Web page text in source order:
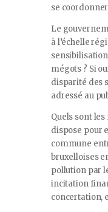
se
Le
à l’échelle
mégots ? Si
disparité des
adressé au
Quels sont
dispose pour
commune
bruxelloises
pollution par
incitation
concertation,